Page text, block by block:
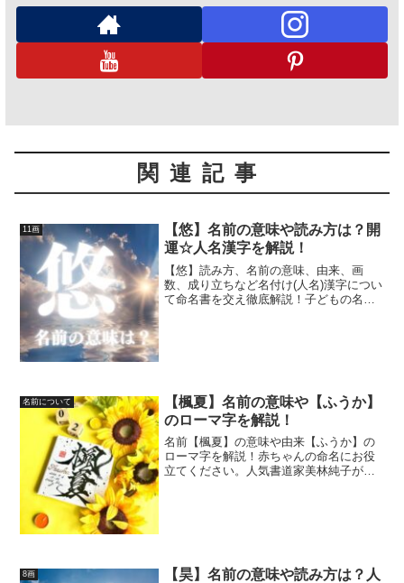
関連記事
11画
【悠】名前の意味や読み方は？開
運☆人名漢字を解説！
【悠】読み方、名前の意味、由来、画
数、成り立ちなど名付け(人名)漢字につい
て命名書を交え徹底解説！子どもの名
名前について
【楓夏】名前の意味や【ふうか】
のローマ字を解説！
名前【楓夏】の意味や由来【ふうか】の
ローマ字を解説！赤ちゃんの命名にお役
立てください。人気書道家美林純子がオ
8画
【昊】名前の意味や読み方は？人